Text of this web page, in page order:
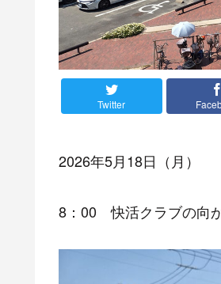
Twitter
2026年5月18日（月）
8：00 快活クラブの向